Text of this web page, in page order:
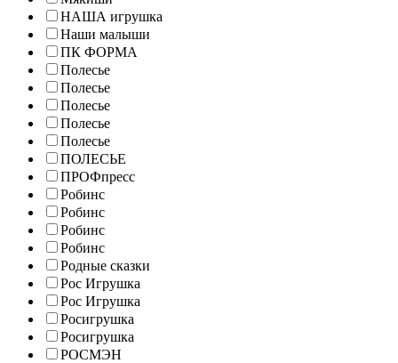
НАША игрушка
Наши малыши
ПК ФОРМА
Полесье
Полесье
Полесье
Полесье
Полесье
ПОЛЕСЬЕ
ПРОФпресс
Робинс
Робинс
Робинс
Робинс
Родные сказки
Рос Игрушка
Рос Игрушка
Росигрушка
Росигрушка
РОСМЭН